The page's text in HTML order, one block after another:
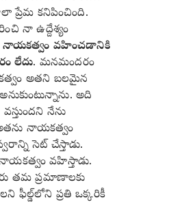
ప్రేమ కనిపించింది.
నా ఉద్దేశ్యం
నాయకత్వం వహించడానికి
లేదు. మనమందరం
అతని బలమైన
అది
నేను
అతను నాయకత్వం
సెట్ చేస్తాడు.
వహిస్తాడు.
తమ ప్రమాణాలకు
ఫీల్డ్‌లోని ప్రతి ఒక్కరికీ